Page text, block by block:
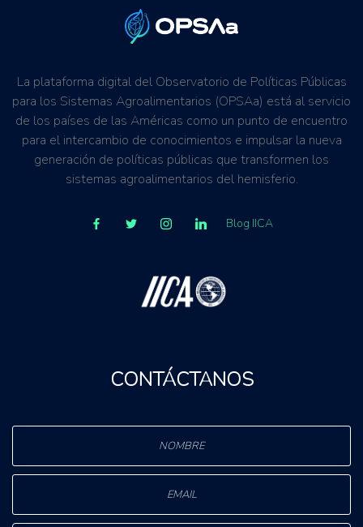
La plataforma digital del Observatorio de Políticas Públicas
para los Sistemas Agroalimentarios (OPSAa) está al servicio
de los países de las Américas como un punto de encuentro
para el intercambio de conocimientos e impulsar la nueva
generación de políticas públicas que transformen los
sistemas agroalimentarios del hemisferio.
Blog IICA
CONTÁCTANOS